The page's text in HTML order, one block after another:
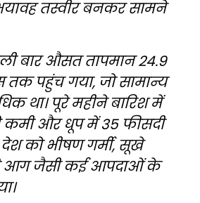
तस्वीर बनकर सामने
बार औसत तापमान 24.9
तक पहुंच गया, जो सामान्य
था। पूरे महीने बारिश में
कमी और धूप में 35 फीसदी
को भीषण गर्मी, सूखे
जैसी कई आपदाओं के